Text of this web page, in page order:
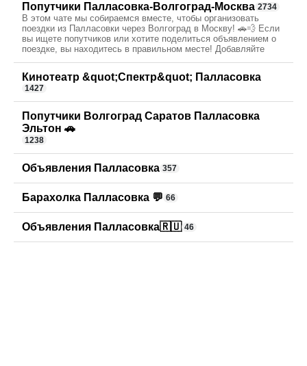
Попутчики Палласовка-Волгоград-Москва 2734
В этом чате мы собираемся вместе, чтобы организовать
поездки из Палласовки через Волгоград в Москву! 🚗💨 Если
вы ищете попутчиков или хотите поделиться объявлением о
поездке, вы находитесь в правильном месте! Добавляйте
Кинотеатр &quot;Спектр&quot; Палласовка
1427
Попутчики Волгоград Саратов Палласовка
Эльтон 🚗
1238
Объявления Палласовка 357
Барахолка Палласовка 💬 66
Объявления Палласовка🇷🇺 46